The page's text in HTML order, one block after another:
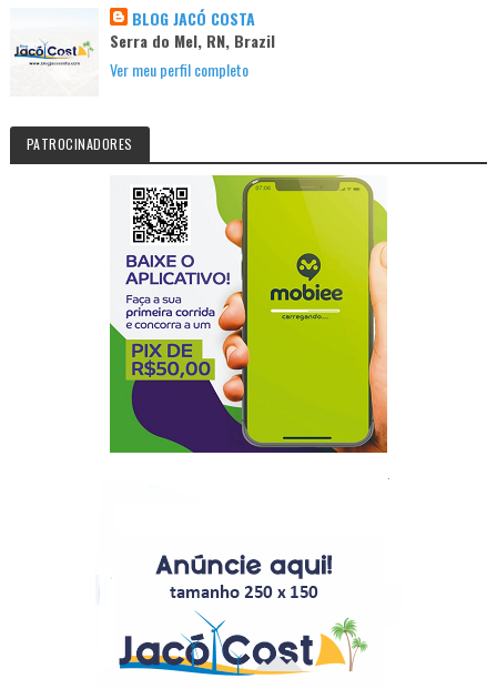
BLOG JACÓ COSTA
Serra do Mel, RN, Brazil
Ver meu perfil completo
PATROCINADORES